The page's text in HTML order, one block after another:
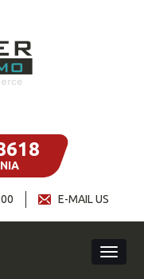
E-MAIL US